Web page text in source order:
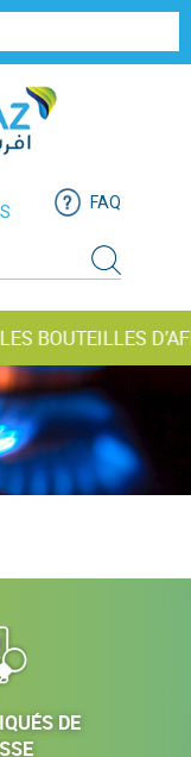
FAQ
BOUTEILLES
DE